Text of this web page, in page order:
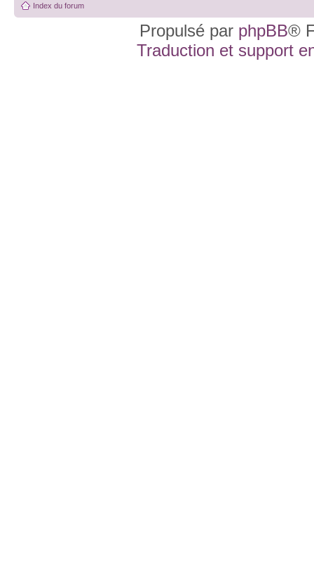
Index du forum
Propulsé par phpBB®
Traduction et support